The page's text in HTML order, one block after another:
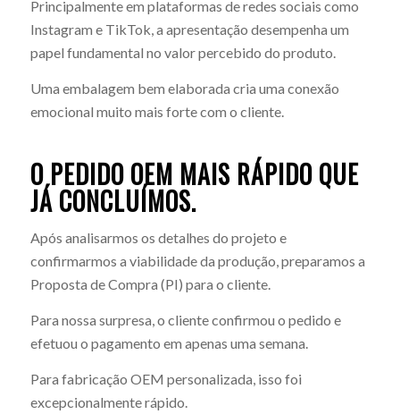
Principalmente em plataformas de redes sociais como
Instagram e TikTok, a apresentação desempenha um
papel fundamental no valor percebido do produto.
Uma embalagem bem elaborada cria uma conexão
emocional muito mais forte com o cliente.
O PEDIDO OEM MAIS RÁPIDO QUE
JÁ CONCLUÍMOS.
Após analisarmos os detalhes do projeto e
confirmarmos a viabilidade da produção, preparamos a
Proposta de Compra (PI) para o cliente.
Para nossa surpresa, o cliente confirmou o pedido e
efetuou o pagamento em apenas uma semana.
Para fabricação OEM personalizada, isso foi
excepcionalmente rápido.